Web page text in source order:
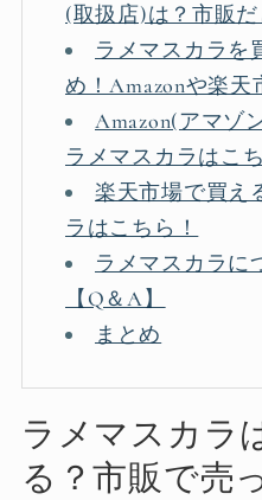
(取扱店)は？市販
ラメマスカラを
め！Amazonや楽天
Amazon(アマゾ
ラメマスカラはこち
楽天市場で買え
ラはこちら！
ラメマスカラに
【Q＆A】
まとめ
ラメマスカラ
る？市販で売